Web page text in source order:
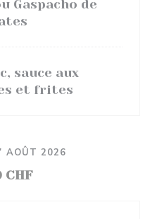
Gaspacho de
sauce aux
et frites
AOÛT 2026
CHF